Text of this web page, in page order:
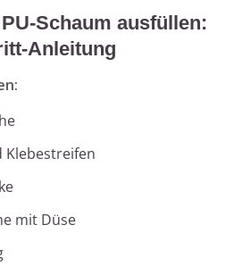
Schaum ausfüllen:
Anleitung
Klebestreifen
mit Düse